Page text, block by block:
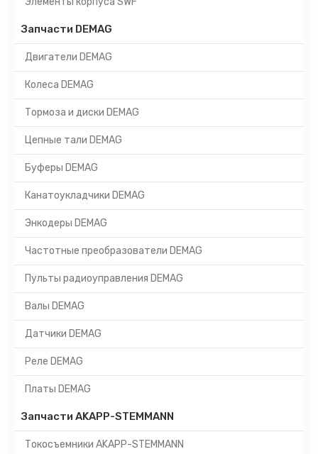
Запчасти DEMAG
Двигатели DEMAG
Колеса DEMAG
Тормоза и диски DEMAG
Цепные тали DEMAG
Буферы DEMAG
Канатоукладчики DEMAG
Энкодеры DEMAG
Частотные преобразователи DEMAG
Пульты радиоуправления DEMAG
Валы DEMAG
Датчики DEMAG
Реле DEMAG
Платы DEMAG
Запчасти AKAPP-STEMMANN
Токосъемники AKAPP-STEMMANN